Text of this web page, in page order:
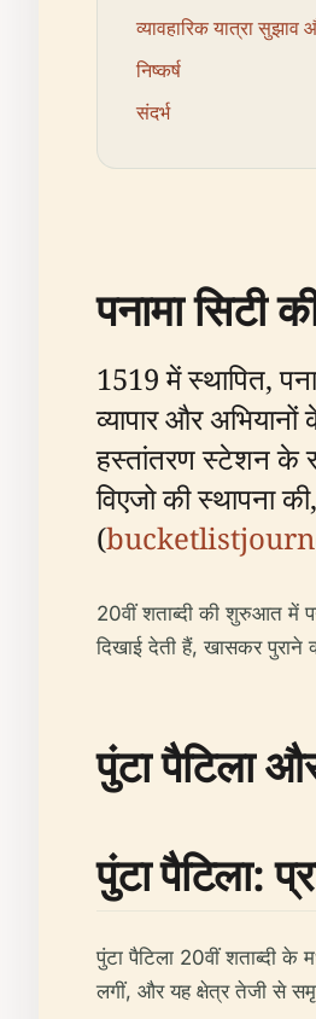
व्यावहारिक यात्रा
निष्कर्ष
संदर्भ
पनामा सिटी
1519 में स्थापित,
व्यापार और
हस्तांतरण स्टेशन के
विएजो की स्थापना
(
20वीं शताब्दी की शुरुआत में
दिखाई देती हैं, खासकर पुराने
पुंटा पैटिला
पुंटा पैटिला:
पुंटा पैटिला 20वीं शताब्दी
लगीं, और यह क्षेत्र तेजी से